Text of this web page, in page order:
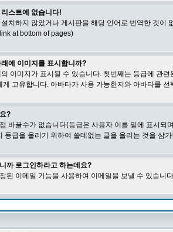
스트에 없습니다!
치하지 않았거나 게시판을 해당 언어로 번역한 것
at bottom of pages)
에 이미지를 표시합니까?
이미지가 표시될 수 있습니다. 첫번째는 등급에 관
게 고유합니다. 아바타가 사용 가능한지와 아바타를
?
바꿀수가 없습니다(등급은 사용자 이름 밑에 표시
등급을 올리기 위하여 쓸데없는 글을 올리는 것을 삼
까 로그인하라고 하는데요?
된 이메일 기능을 사용하여 이메일을 보낼 수 있습